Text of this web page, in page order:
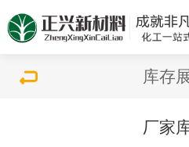
库存
厂家